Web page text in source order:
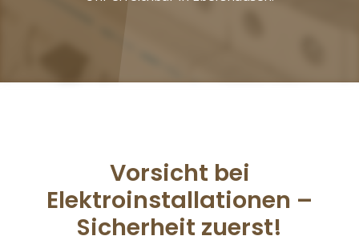
Vorsicht bei
Elektroinstallationen –
Sicherheit zuerst!